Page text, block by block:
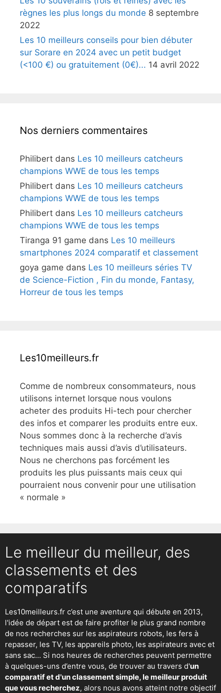
règnes les plus longs du monde 8 septembre
2022
Les 10 meilleurs conseils pour bien débuter
sur Sorare en 2024 avec un petit budget
(<100 €) ou gratuitement (0€)... 14 avril 2022
Nos derniers commentaires
Philibert dans Les 10 meilleurs catcheurs
champions WWE de tous les temps
Philibert dans Les 10 meilleurs catcheurs
champions WWE de tous les temps
Philibert dans Les 10 meilleurs catcheurs
champions WWE de tous les temps
Tiranga 91 game dans Les 10 meilleurs
smartphones 2024 comparatif et classement
goya game dans Les 10 meilleurs séries TV
de Science-Fiction , Fin du monde, Fantasy,
Horreur de tous les temps
Les10meilleurs.fr
Comme de nombreux consommateurs, nous
utilisons internet lorsque nous voulons
acheter des produits Hi-tech pour chercher
des infos et comparer les produits entre eux.
Nous sommes donc à la recherche d’avis
techniques mais aussi d’avis d’utilisateurs.
Nous ne cherchons pas forcément les
produits les plus puissants mais ceux qui
pourraient nous convenir pour une utilisation
« normale »
Le meilleur du meilleur, des
classements et des
comparatifs
Les10meilleurs.fr c’est une aventure qui débute en 2013,
l'idée de départ est de faire profiter le plus grand nombre
de nos recherches sur les aspirateurs robots, les fers à
repasser, les TV, les appareils photo, les aspirateurs avec et
sans sac… Si nos heures de recherches peuvent permettre
à quelques-uns d’entre vous, de trouver au travers d'un
comparatif et d'un classement simple, le meilleur produit
que vous recherchez, alors nous avons atteint notre objectif